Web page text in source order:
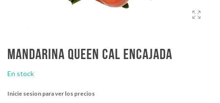
Mandarina queen cal encajada
En stock
Inicie sesion para ver los precios